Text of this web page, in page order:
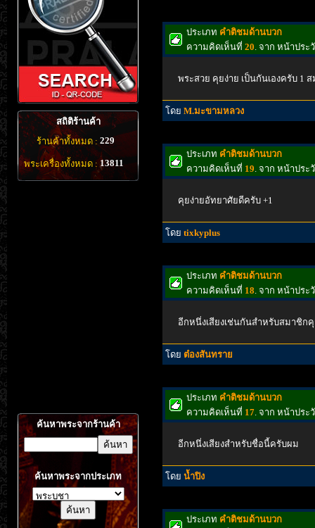
สถิติร้านค้า
ร้านค้าทั้งหมด : 229
พระเครื่องทั้งหมด : 13811
ค้นหาพระจากร้านค้า
ค้นหาพระจากประเภท
ประเภท คำติชมด้านบวก
ความคิดเห็นที่ 20. จาก หน้าประ
พระสวย คุยง่าย เป็นกันเองครับ 1
โดย M.มะขามหลวง
ประเภท คำติชมด้านบวก
ความคิดเห็นที่ 19. จาก หน้าประ
คุยง่ายอัทยาศัยดีครับ +1
โดย tixkyplus
ประเภท คำติชมด้านบวก
ความคิดเห็นที่ 18. จาก หน้าประ
อีกหนึ่งเสียงเช่นกันสำหรับสมาชิก
โดย ต๋องสันทราย
ประเภท คำติชมด้านบวก
ความคิดเห็นที่ 17. จาก หน้าประ
อีกหนึ่งเสียงสำหรับชื่อนี้ครับผม
โดย น้ำปิง
ประเภท คำติชมด้านบวก